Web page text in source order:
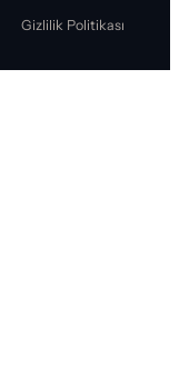
Gizlilik Politikası